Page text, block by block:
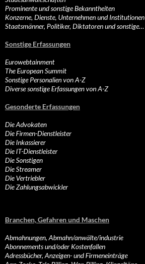
Prominente und sonstige Bekanntheiten
Konzerne, Dienste, Unternehmen und Institutionen
Staatsmänner, Politiker, Diktatoren und sonstige…
Sonstige Erfassungen
Eurowebtainment
The European Summit
Sonstige Personalien von A-Z
Diverse sonstige Erfassungen von A-Z
Gesonderte Erfassungen
Die Advokaten
Die Firmen-Dienstleister
Die Inkassierer
Die IT-Dienstleister
Die Sonstigen
Die Streamer
Die Vertriebler
Die Zahlungsabwickler
Branchen, Gefahren und Maschen
Abmahnungen, Abmahn/anwälte/industrie
Abonnements und/oder Kostenfallen
Adressbücher, Anzeigen- und Firmeneinträge